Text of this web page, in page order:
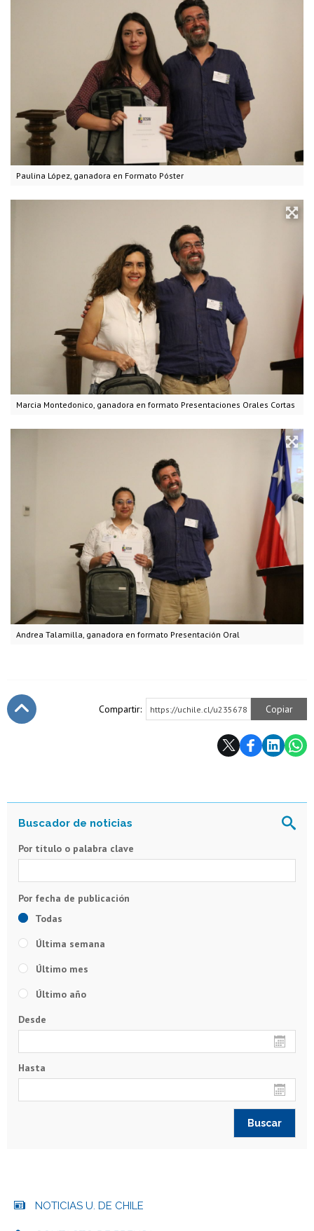
Paulina López, ganadora en Formato Póster
Marcia Montedonico, ganadora en formato Presentaciones Orales Cortas
Andrea Talamilla, ganadora en formato Presentación Oral
Compartir: https://uchile.cl/u235678 Copiar
Por título o palabra clave
Todas
Última semana
Último mes
Último año
Desde
Hasta
NOTICIAS U. DE CHILE